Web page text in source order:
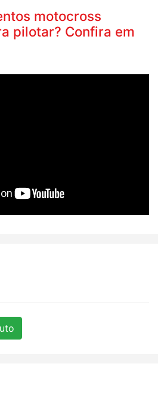
motocross
pilotar? Confira em